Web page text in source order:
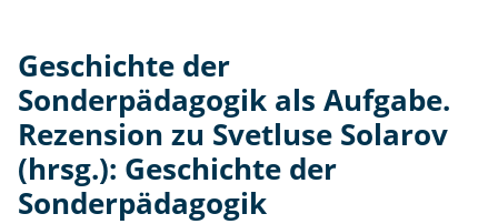
Geschichte der
Sonderpädagogik als Aufgabe.
Rezension zu Svetluse Solarov
(hrsg.): Geschichte der
Sonderpädagogik